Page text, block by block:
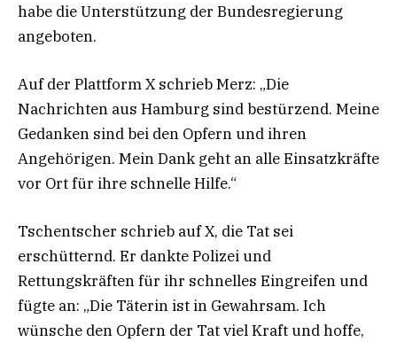
habe die Unterstützung der Bundesregierung
angeboten.
Auf der Plattform X schrieb Merz: „Die
Nachrichten aus Hamburg sind bestürzend. Meine
Gedanken sind bei den Opfern und ihren
Angehörigen. Mein Dank geht an alle Einsatzkräfte
vor Ort für ihre schnelle Hilfe.“
Tschentscher schrieb auf X, die Tat sei
erschütternd. Er dankte Polizei und
Rettungskräften für ihr schnelles Eingreifen und
fügte an: „Die Täterin ist in Gewahrsam. Ich
wünsche den Opfern der Tat viel Kraft und hoffe,